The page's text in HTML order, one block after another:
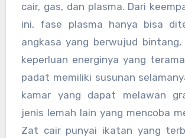
cair, gas, dan plasma. Dari
ini, fase plasma hanya bisa
angkasa yang berwujud bintang,
keperluan energinya yang
padat memiliki susunan
kamar yang dapat melawan
jenis lemah lain yang mencoba
Zat cair punyai ikatan yang